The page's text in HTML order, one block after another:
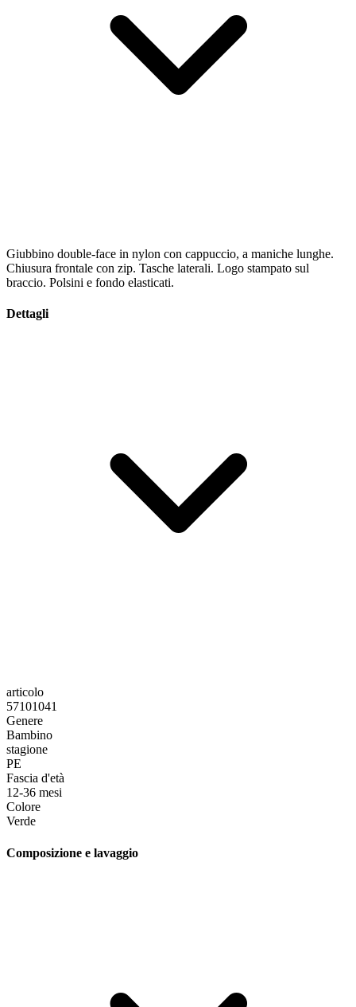
Giubbino double-face in nylon con cappuccio, a maniche lunghe.
Chiusura frontale con zip. Tasche laterali. Logo stampato sul
braccio. Polsini e fondo elasticati.
Dettagli
articolo
57101041
Genere
Bambino
stagione
PE
Fascia d'età
12-36 mesi
Colore
Verde
Composizione e lavaggio